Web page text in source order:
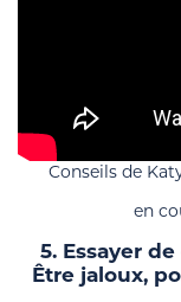
Conseils de
en
5. Essayer
Être jaloux,